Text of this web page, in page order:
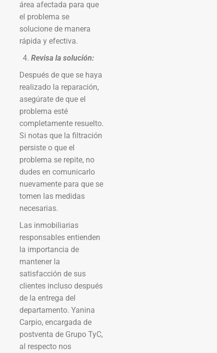
área afectada para que
el problema se
solucione de manera
rápida y efectiva.
Revisa la solución:
Después de que se haya
realizado la reparación,
asegúrate de que el
problema esté
completamente resuelto.
Si notas que la filtración
persiste o que el
problema se repite, no
dudes en comunicarlo
nuevamente para que se
tomen las medidas
necesarias.
Las inmobiliarias
responsables entienden
la importancia de
mantener la
satisfacción de sus
clientes incluso después
de la entrega del
departamento. Yanina
Carpio, encargada de
postventa de Grupo TyC,
al respecto nos